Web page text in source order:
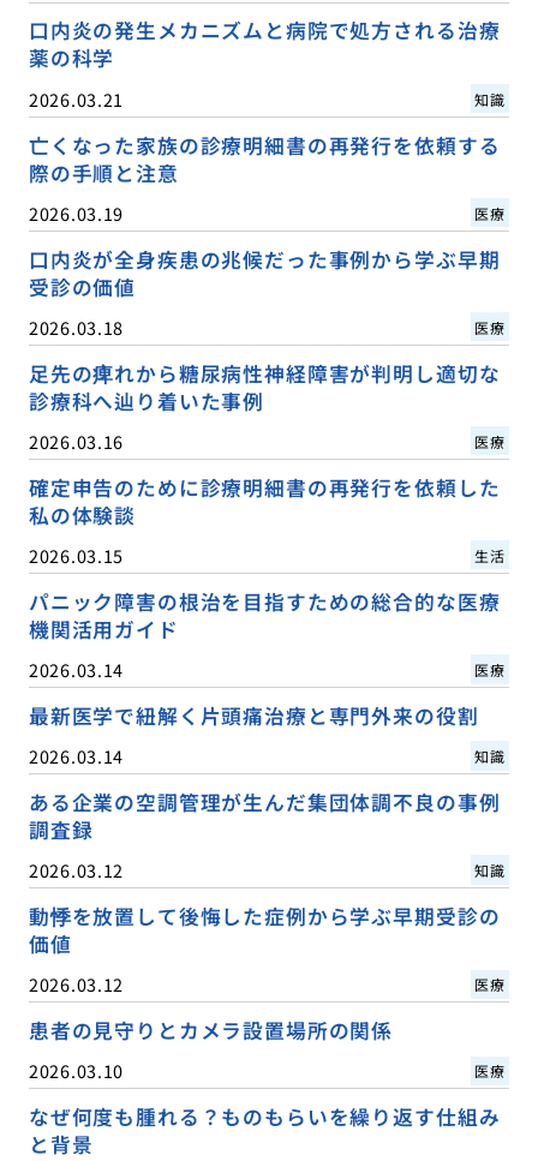
口内炎の発生メカニズムと病院で処方される治療
薬の科学
2026.03.21 知識
亡くなった家族の診療明細書の再発行を依頼する
際の手順と注意
2026.03.19 医療
口内炎が全身疾患の兆候だった事例から学ぶ早期
受診の価値
2026.03.18 医療
足先の痺れから糖尿病性神経障害が判明し適切な
診療科へ辿り着いた事例
2026.03.16 医療
確定申告のために診療明細書の再発行を依頼した
私の体験談
2026.03.15 生活
パニック障害の根治を目指すための総合的な医療
機関活用ガイド
2026.03.14 医療
最新医学で紐解く片頭痛治療と専門外来の役割
2026.03.14 知識
ある企業の空調管理が生んだ集団体調不良の事例
調査録
2026.03.12 知識
動悸を放置して後悔した症例から学ぶ早期受診の
価値
2026.03.12 医療
患者の見守りとカメラ設置場所の関係
2026.03.10 医療
なぜ何度も腫れる？ものもらいを繰り返す仕組み
と背景